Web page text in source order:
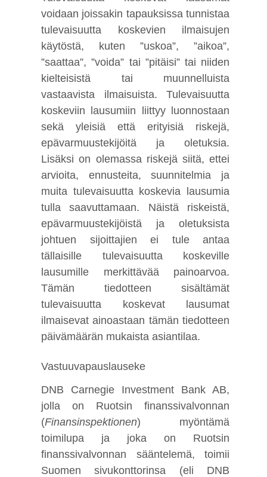
voidaan joissakin tapauksissa tunnistaa
tulevaisuutta koskevien ilmaisujen
käytöstä, kuten ”uskoa”, ”aikoa”,
”saattaa”, ”voida” tai ”pitäisi” tai niiden
kielteisistä tai muunnelluista
vastaavista ilmaisuista. Tulevaisuutta
koskeviin lausumiin liittyy luonnostaan
sekä yleisiä että erityisiä riskejä,
epävarmuustekijöitä ja oletuksia.
Lisäksi on olemassa riskejä siitä, ettei
arvioita, ennusteita, suunnitelmia ja
muita tulevaisuutta koskevia lausumia
tulla saavuttamaan. Näistä riskeistä,
epävarmuustekijöistä ja oletuksista
johtuen sijoittajien ei tule antaa
tällaisille tulevaisuutta koskeville
lausumille merkittävää painoarvoa.
Tämän tiedotteen sisältämät
tulevaisuutta koskevat lausumat
ilmaisevat ainoastaan tämän tiedotteen
päivämäärän mukaista asiantilaa.
Vastuuvapauslauseke
DNB Carnegie Investment Bank AB,
jolla on Ruotsin finanssivalvonnan
(Finansinspektionen) myöntämä
toimilupa ja joka on Ruotsin
finanssivalvonnan sääntelemä, toimii
Suomen sivukonttorinsa (eli DNB